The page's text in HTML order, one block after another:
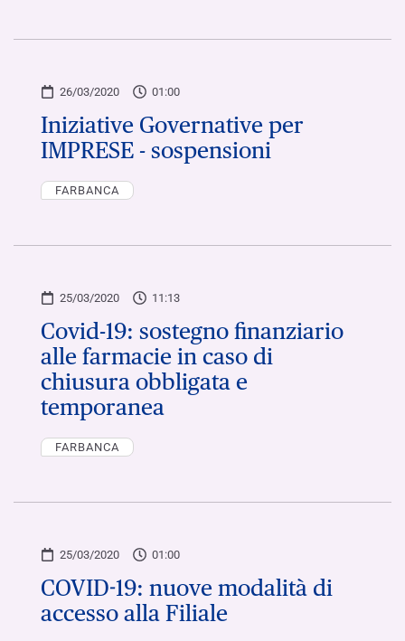
26/03/2020 01:00
Iniziative Governative per
IMPRESE - sospensioni
FARBANCA
25/03/2020 11:13
Covid-19: sostegno finanziario
alle farmacie in caso di
chiusura obbligata e
temporanea
FARBANCA
25/03/2020 01:00
COVID-19: nuove modalità di
accesso alla Filiale